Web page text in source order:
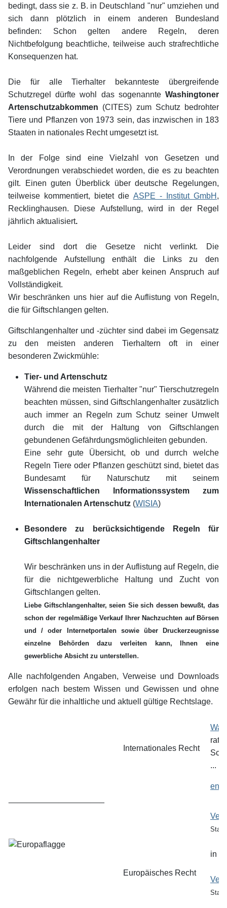
bedingt, dass sie z. B. in Deutschland "nur" umziehen und
sich dann plötzlich in einem anderen Bundesland
befinden: Schon gelten andere Regeln, deren
Nichtbefolgung beachtliche, teilweise auch strafrechtliche
Konsequenzen hat.
Die für alle Tierhalter bekannteste übergreifende
Schutzregel dürfte wohl das sogenannte Washingtoner
Artenschutzabkommen (CITES) zum Schutz bedrohter
Tiere und Pflanzen von 1973 sein, das inzwischen in 183
Staaten in nationales Recht umgesetzt ist.
In der Folge sind eine Vielzahl von Gesetzen und
Verordnungen verabschiedet worden, die es zu beachten
gilt. Einen guten Überblick über deutsche Regelungen,
teilweise kommentiert, bietet die ASPE - Institut GmbH ,
Recklinghausen. Diese Aufstellung, wird in der Regel
jährlich aktualisiert.
Leider sind dort die Gesetze nicht verlinkt. Die
nachfolgende Aufstellung enthält die Links zu den
maßgeblichen Regeln, erhebt aber keinen Anspruch auf
Vollständigkeit.
Wir beschränken uns hier auf die Auflistung von Regeln,
die für Giftschlangen gelten.
Giftschlangenhalter und -züchter sind dabei im Gegensatz
zu den meisten anderen Tierhaltern oft in einer
besonderen Zwickmühle:
Tier- und Artenschutz
Während die meisten Tierhalter "nur" Tierschutzregeln
beachten müssen, sind Giftschlangenhalter zusätzlich
auch immer an Regeln zum Schutz seiner Umwelt
durch die mit der Haltung von Giftschlangen
gebundenen Gefährdungsmöglichleiten gebunden.
Eine sehr gute Übersicht, ob und durrch welche
Regeln Tiere oder Pflanzen geschützt sind, bietet das
Bundesamt für Naturschutz mit seinem
Wissenschaftlichen Informationssystem zum
Internationalen Artenschutz (WISIA)
Besondere zu berücksichtigende Regeln für
Giftschlangenhalter
Wir beschränken uns in der Auflistung auf Regeln, die
für die nichtgewerbliche Haltung und Zucht von
Giftschlangen gelten.
Liebe Giftschlangenhalter, seien Sie sich dessen bewußt, das
schon der regelmäßige Verkauf Ihrer Nachzuchten auf Börsen
und / oder Internetportalen sowie über Druckerzeugnisse
einzelne Behörden dazu verleiten kann, Ihnen eine
gewerbliche Absicht zu unterstellen.
Alle nachfolgenden Angaben, Verweise und Downloads
erfolgen nach bestem Wissen und Gewissen und ohne
Gewähr für die inhaltliche und aktuell gültige Rechtslage.
Internationales Recht
...
Europäisches Recht
in